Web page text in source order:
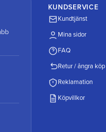
KUNDSERVICE
Kundtjänst
Mina sidor
FAQ
Retur / ångra köp
Reklamation
Köpvillkor